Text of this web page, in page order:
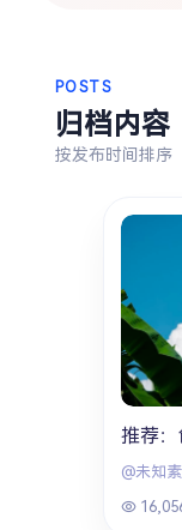
生活 音乐
摄影
POSTS
归档内容
按发布时间排序
推荐
@未知素